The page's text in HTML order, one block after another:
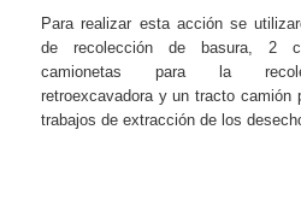
Para realizar esta acción se
de recolección de basura, 2
camionetas para la
retroexcavadora y un tracto camión
trabajos de extracción de los